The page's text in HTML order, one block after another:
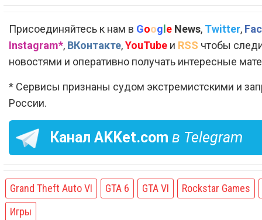
Присоединяйтесь к нам в Google News, Twitter,
Instagram*, ВКонтакте,YouTube и RSS чтобы
новостями и оперативно получать интересные
* Сервисы признаны судом экстремистскими и
России.
Канал AKKet.com в Telegram
Grand Theft Auto VI GTA 6 GTA VI
Rockstar Games
Игры